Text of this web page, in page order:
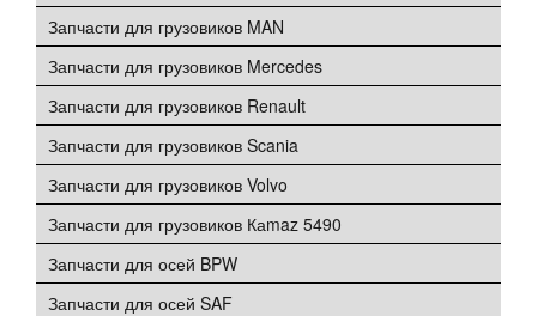
Запчасти для грузовиков MAN
Запчасти для грузовиков Mercedes
Запчасти для грузовиков Renault
Запчасти для грузовиков Scania
Запчасти для грузовиков Volvo
Запчасти для грузовиков Каmaz 5490
Запчасти для осей BPW
Запчасти для осей SAF